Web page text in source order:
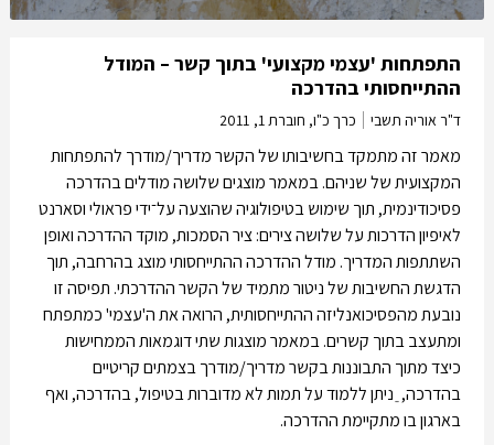
התפתחות 'עצמי מקצועי' בתוך קשר – המודל
ההתייחסותי בהדרכה
ד"ר אוריה תשבי כרך כ"ו, חוברת 1, 2011
מאמר זה מתמקד בחשיבותו של הקשר מדריך/מודרך להתפתחות
המקצועית של שניהם. במאמר מוצגים שלושה מודלים בהדרכה
פסיכודינמית, תוך שימוש בטיפולוגיה שהוצעה על־ידי פראולי וסארנט
לאיפיון הדרכות על שלושה צירים: ציר הסמכות, מוקד ההדרכה ואופן
השתתפות המדריך. מודל ההדרכה ההתייחסותי מוצג בהרחבה, תוך
הדגשת החשיבות של ניטור מתמיד של הקשר ההדרכתי. תפיסה זו
נובעת מהפסיכואנליזה ההתייחסותית, הרואה את ה'עצמי' כמתפתח
ומתעצב בתוך קשרים. במאמר מוצגות שתי דוגמאות הממחישות
כיצד מתוך התבוננות בקשר מדריך/מודרך בצמתים קריטיים
בהדרכה, ֵ ניתן ללמוד על תמות לא מדוברות בטיפול, בהדרכה, ואף
בארגון בו מתקיימת ההדרכה.